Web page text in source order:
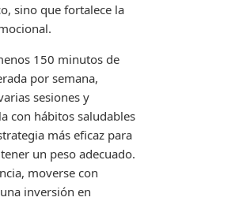
sino que fortalece la
150 minutos de
por semana,
sesiones y
con hábitos saludables
más eficaz para
un peso adecuado.
moverse con
inversión en